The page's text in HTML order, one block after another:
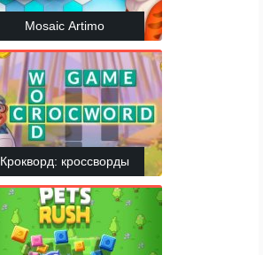
Mosaic Artimo
Крокворд: кроссворды